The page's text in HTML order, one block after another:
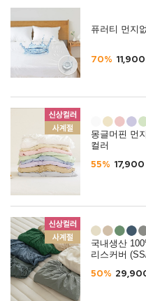
퓨러티 먼지
70% 11,900
몽글머핀 먼
컬러
55% 17,900
국내생산
리스커버
50%